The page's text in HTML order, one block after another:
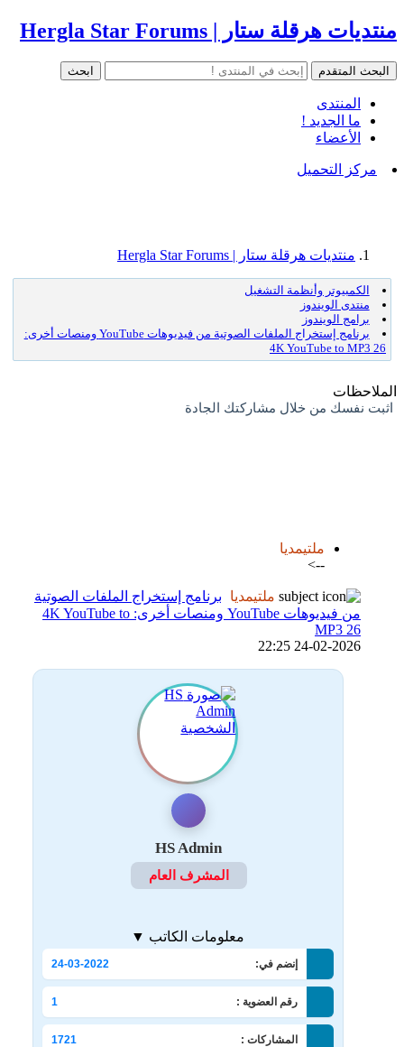
منتديات هرقلة ستار | Hergla Star Forums
المنتدى
ما الجديد !
الأعضاء
مركز التحميل
منتديات هرقلة ستار | Hergla Star Forums
الكمبيوتر وأنظمة التشغيل
منتدى الويندوز
برامج الويندوز
برنامج إستخراج الملفات الصوتية من فيديوهات YouTube ومنصات أخرى:
4K YouTube to MP3 26
الملاحظات
اثبت نفسك من خلال مشاركتك الجادة
ملتيمديا
-->
ملتيمديا
برنامج إستخراج الملفات الصوتية
من فيديوهات YouTube ومنصات أخرى: 4K YouTube to
MP3 26
24-02-2026 22:25
HS Admin
المشرف العام
معلومات الكاتب ▼
إنضم في: 24-03-2022
رقم العضوية : 1
المشاركات : 1721